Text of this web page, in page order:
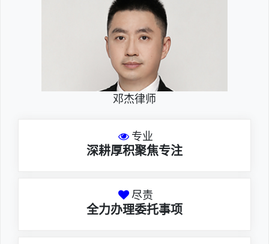
邓杰律师
专业
深耕厚积聚焦专注
尽责
全力办理委托事项